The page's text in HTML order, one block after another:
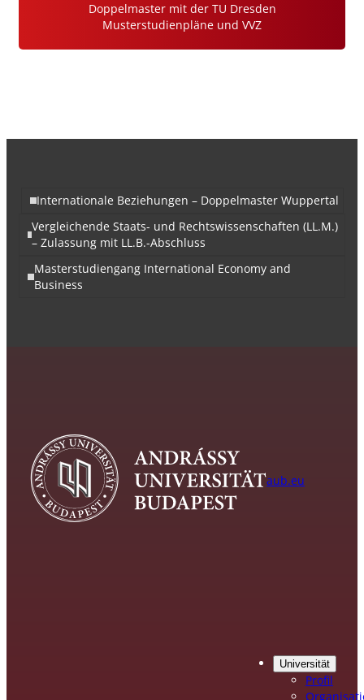
Doppelmaster mit der TU Dresden
Musterstudienpläne und VVZ
WiSe 2026 / 2027
Herunterladen
Zur Erlaeterung der Bridging
Beschlüsse_Aug 2018
WS 2024 / 25 SoSe 2024 WS 2023 / 24
SoSe 2023
Internationale Beziehungen – Doppelmaster Wuppertal
Vergleichende Staats- und Rechtswissenschaften (LL.M.)
– Zulassung mit LL.B.-Abschluss
Masterstudiengang International Economy and
Business
aub.eu
Universität
Profil